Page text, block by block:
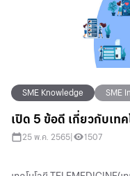
SME Knowledge SME
เปิด 5 ข้อดี เกี่ยวกับเท
25 พ.ค. 2565 1507